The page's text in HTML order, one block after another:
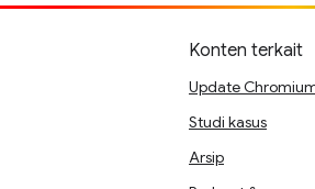
Konten terkait
Update
Studi kasus
Arsip